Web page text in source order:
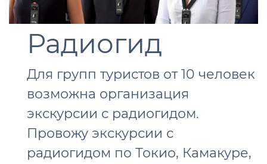
Радиогид
Для групп туристов от 10 человек
возможна организация
экскурсии с радиогидом.
Провожу экскурсии с
радиогидом по Токио, Камакуре,